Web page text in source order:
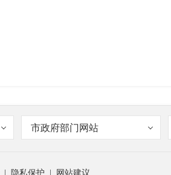
市政府部门网站
| 隐私保护 | 网站建议